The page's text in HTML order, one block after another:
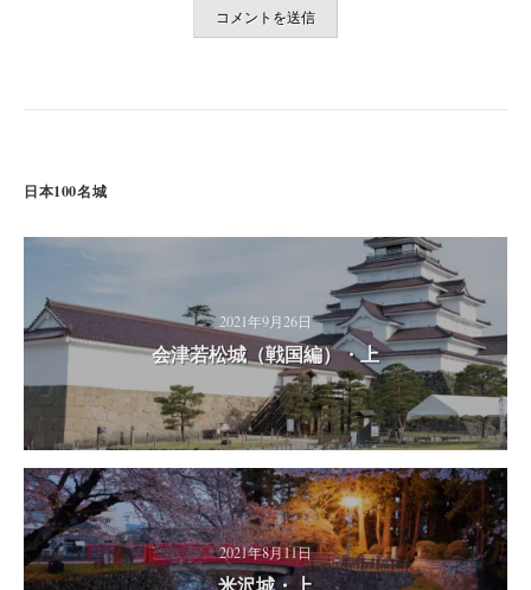
日本100名城
2021年9月26日
会津若松城（戦国編）・上
2021年8月11日